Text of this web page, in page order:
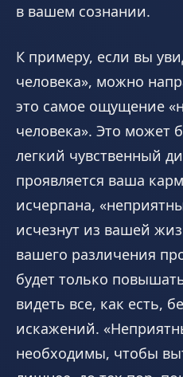
в вашем сознании.
К примеру, если вы
человека», можно
это самое ощущение
человека». Это может
легкий чувственный
проявляется ваша
исчерпана,
исчезнут из вашей
вашего различения
будет только
видеть все, как есть,
искажений.
необходимы, чтобы